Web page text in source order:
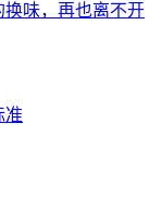
换味，再也离不开
准